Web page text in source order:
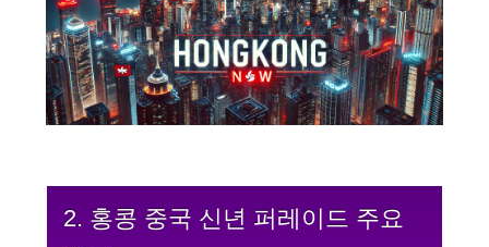
2. 홍콩 중국 신년 퍼레이드 주요